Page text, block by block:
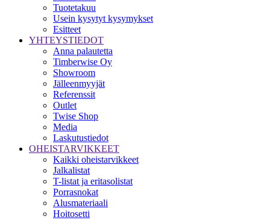
Tuotetakuu
Usein kysytyt kysymykset
Esitteet
YHTEYSTIEDOT
Anna palautetta
Timberwise Oy
Showroom
Jälleenmyyjät
Referenssit
Outlet
Twise Shop
Media
Laskutustiedot
OHEISTARVIKKEET
Kaikki oheistarvikkeet
Jalkalistat
T-listat ja eritasolistat
Porrasnokat
Alusmateriaali
Hoitosetti